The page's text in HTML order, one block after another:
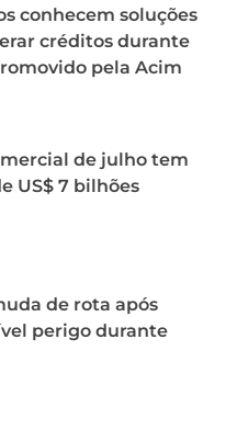
conhecem soluções
créditos durante
pela Acim
de julho tem
US$ 7 bilhões
de rota após
perigo durante